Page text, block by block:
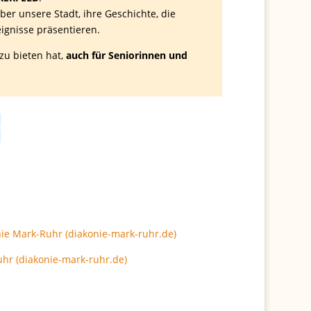
unsere Stadt, ihre Geschichte, die
präsentieren.
bieten hat,auch für Seniorinnen und
Mark-Ruhr (diakonie-mark-ruhr.de)
(diakonie-mark-ruhr.de)